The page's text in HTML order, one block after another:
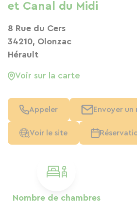
Nombre de chambres
et Canal du Midi
8 Rue du Cers
34210, Olonzac
Hérault
Voir sur la carte
Appeler Envoyer un
Voir le site